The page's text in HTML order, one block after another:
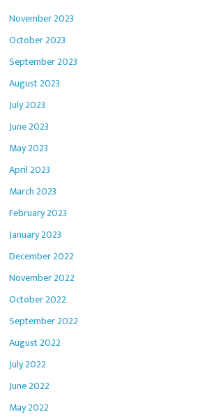
November 2023
October 2023
September 2023
August 2023
July 2023
June 2023
May 2023
April 2023
March 2023
February 2023
January 2023
December 2022
November 2022
October 2022
September 2022
August 2022
July 2022
June 2022
May 2022